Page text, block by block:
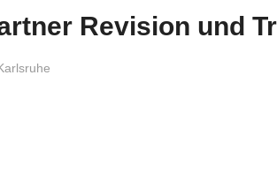
Revision und